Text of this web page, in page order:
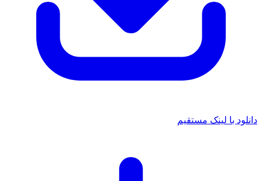
با لینک مستقیم